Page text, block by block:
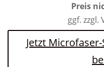
Preis
ggf. zzgl.
Jetzt